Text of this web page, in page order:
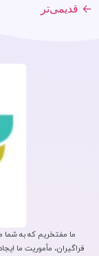
← قدیمی‌تر
ما مفتخریم که به شما
فراگیران، مأموریت ما